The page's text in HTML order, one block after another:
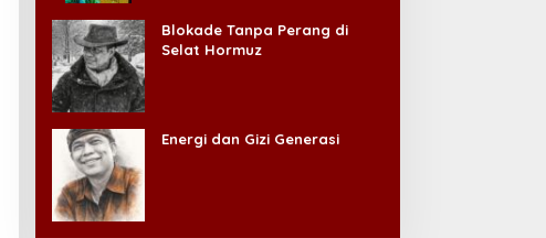
Blokade Tanpa Perang di
Selat Hormuz
Energi dan Gizi Generasi